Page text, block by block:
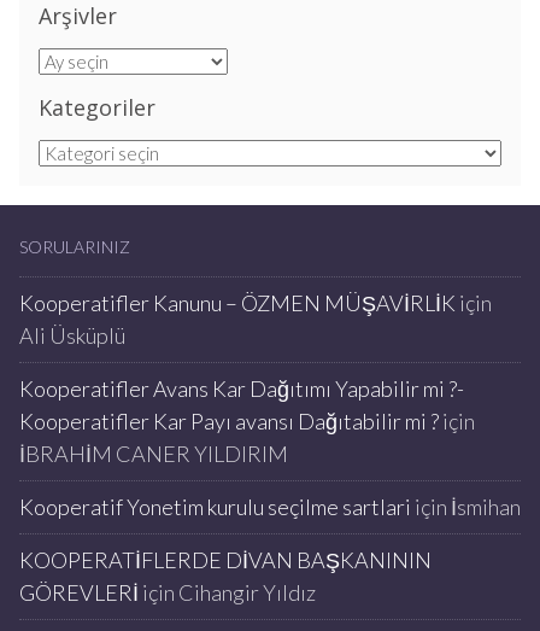
Arşivler
Arşivler
Kategoriler
Kategoriler
SORULARINIZ
Kooperatifler Kanunu – ÖZMEN MÜŞAVİRLİK için
Ali Üsküplü
Kooperatifler Avans Kar Dağıtımı Yapabilir mi ?-
Kooperatifler Kar Payı avansı Dağıtabilir mi ?için
İBRAHİM CANER YILDIRIM
Kooperatif Yonetim kurulu seçilme sartlari için İsmihan
KOOPERATİFLERDE DİVAN BAŞKANININ
GÖREVLERİ için Cihangir Yıldız